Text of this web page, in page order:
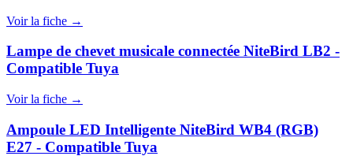
Voir la fiche →
Lampe de chevet musicale connectée NiteBird LB2 -
Compatible Tuya
Voir la fiche →
Ampoule LED Intelligente NiteBird WB4 (RGB)
E27 - Compatible Tuya